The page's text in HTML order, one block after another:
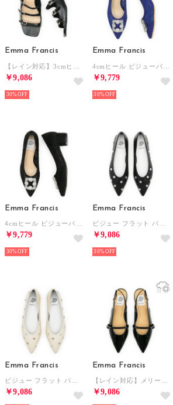
Emma Francis
￥9,086
30%
Emma Francis
￥9,779
30%
Emma Francis
￥9,779
30%
Emma Francis
￥9,086
30%
Emma Francis
￥9,086
Emma Francis
￥9,086